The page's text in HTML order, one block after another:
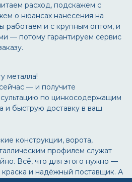
расход, подскажем с
о нюансах нанесения на
работаем и с крупным оптом, и
— потому гарантируем сервис
металла!
— и получите
по цинкосодержащим
и быструю доставку в ваш
конструкции, ворота,
профилем служат
Всё, что для этого нужно —
краска и надёжный поставщик. А